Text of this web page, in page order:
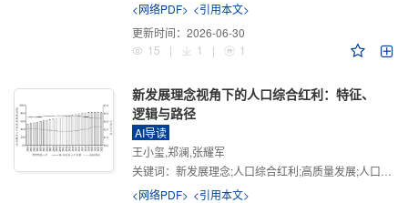
<网络PDF> <引用本文>
更新时间： 2026-06-30
15
| 1 | 1
新发展理念视角下的人口综合红利：特征、
逻辑与路径
AI导读
王小玺,郑澜,张耀军
关键词： 新发展理念;人口综合红利;高质量发展;人口政策;中国式现代化
<网络PDF> <引用本文>